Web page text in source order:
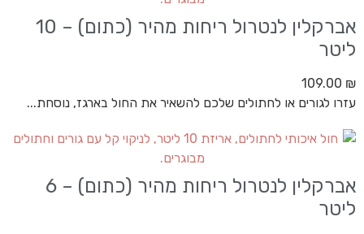
אברקלין לנטרול ריחות מהיר (כתום) – 10
ליטר
109.00 ₪
עזרו לגורים או לחתולים שלכם להשאיר את החול בארגז, נוסחת...
אברקלין לנטרול ריחות מהיר (כתום) – 6
ליטר